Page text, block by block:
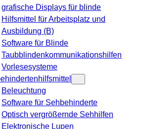
grafische Displays für blinde
Hilfsmittel für Arbeitsplatz und
Ausbildung (B)
Software für Blinde
Taubblindenkommunikationshilfen
Vorlesesysteme
Beleuchtung
Software für Sehbehinderte
Optisch vergrößernde Sehhilfen
Elektronische Lupen